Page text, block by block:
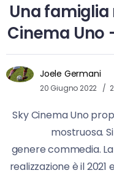
Una
Cinema Uno
Joele Germani
20 Giugno 2022
Sky Cinema Uno
mostruosa.
genere commedia.
realizzazione è il 2021